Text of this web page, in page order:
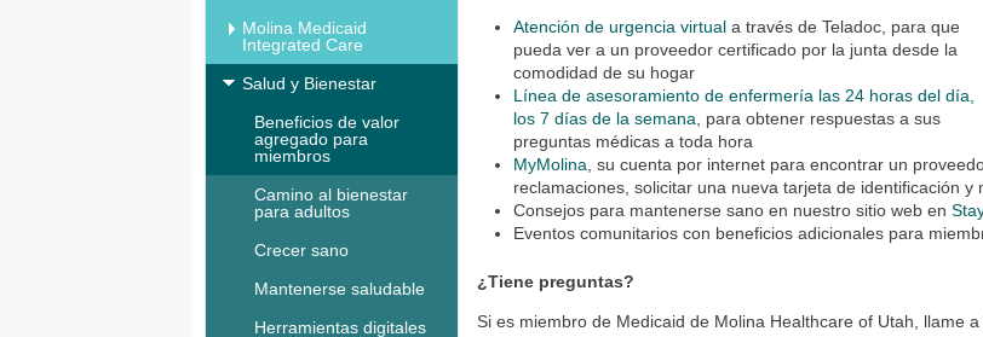
Molina Medicaid
Integrated Care
Salud y Bienestar
Beneficios de valor
agregado para
miembros
Camino al bienestar
para adultos
Crecer sano
Mantenerse saludable
Herramientas digitales
Atención de urgencia virtual a través de Teladoc, para que
pueda ver a un proveedor certificado por la junta desde la
comodidad de su hogar
Línea de asesoramiento de enfermería las 24 horas del día,
los 7 días de la semana , para obtener respuestas a sus
preguntas médicas a toda hora
MyMolina , su cuenta por internet para encontrar un
reclamaciones, solicitar una nueva tarjeta de identificación y
Consejos para mantenerse sano en nuestro sitio web en
Eventos comunitarios con beneficios adicionales para
¿Tiene preguntas?
Si es miembro de Medicaid de Molina Healthcare of Utah, llame